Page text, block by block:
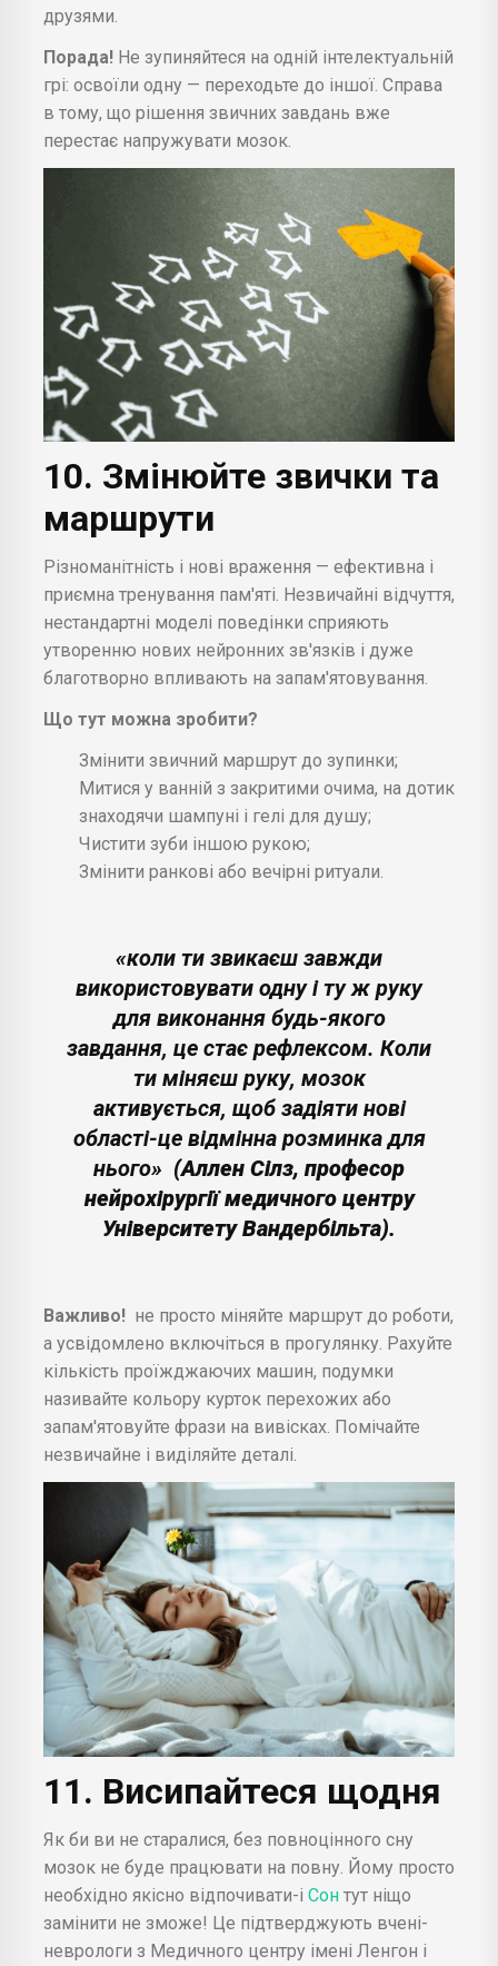
друзями.
Порада! Не зупиняйтеся на одній інтелектуальній
грі: освоїли одну — переходьте до іншої. Справа
в тому, що рішення звичних завдань вже
перестає напружувати мозок.
10. Змінюйте звички та
маршрути
Різноманітність і нові враження — ефективна і
приємна тренування пам'яті. Незвичайні відчуття,
нестандартні моделі поведінки сприяють
утворенню нових нейронних зв'язків і дуже
благотворно впливають на запам'ятовування.
Що тут можна зробити?
Змінити звичний маршрут до зупинки;
Митися у ванній з закритими очима, на дотик
знаходячи шампуні і гелі для душу;
Чистити зуби іншою рукою;
Змінити ранкові або вечірні ритуали.
«коли ти звикаєш завжди
використовувати одну і ту ж руку
для виконання будь-якого
завдання, це стає рефлексом. Коли
ти міняєш руку, мозок
активується, щоб задіяти нові
області-це відмінна розминка для
нього» (Аллен Сілз, професор
нейрохірургії медичного центру
Університету Вандербільта).
Важливо! не просто міняйте маршрут до роботи,
а усвідомлено включіться в прогулянку. Рахуйте
кількість проїжджаючих машин, подумки
називайте кольору курток перехожих або
запам'ятовуйте фрази на вивісках. Помічайте
незвичайне і виділяйте деталі.
11. Висипайтеся щодня
Як би ви не старалися, без повноцінного сну
мозок не буде працювати на повну. Йому просто
необхідно якісно відпочивати-і Сон тут ніщо
замінити не зможе! Це підтверджують вчені-
неврологи з Медичного центру імені Ленгон і